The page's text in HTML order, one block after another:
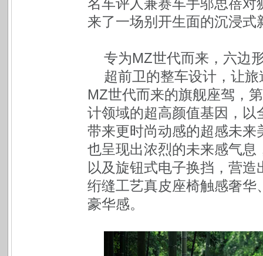
名车评人兼赛车手邬思蓓
来了一场别开生面的沉浸式
专为MZ世代而来，六边
超前卫的整车设计，让
MZ世代而来的旗舰座驾，
计领域的超高颜值基因，
带来更时尚动感的超感未
也呈现出浓烈的未来感气
以及旋钮式电子换挡，营
绗缝工艺真皮座椅触感奢
豪华感。